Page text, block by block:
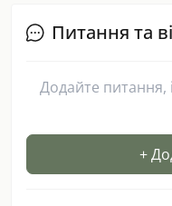
Питання та
Додайте питання,
+